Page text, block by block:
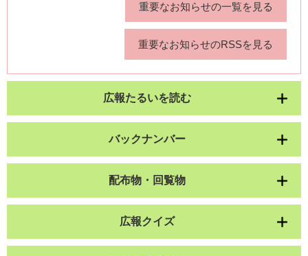
重要なお知らせの一覧を見る
重要なお知らせのRSSを見る
広報たるいを読む
バックナンバー
配布物・回覧物
広報クイズ